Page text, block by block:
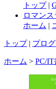
トップ|
ロマンス
ホーム |
トップ| プロ
ホーム > PC/